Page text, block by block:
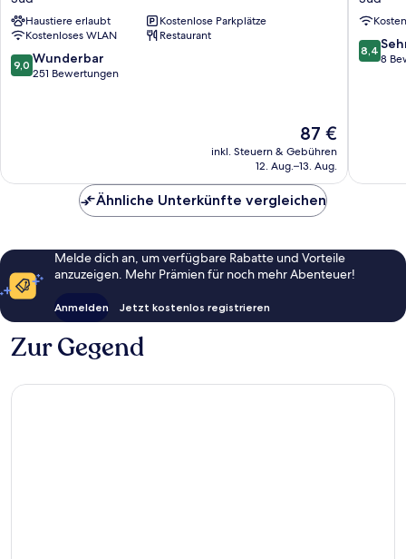
Verona
SudHaustiere erlaubt
Kostenlose Parkplätze
Kostenloses WLAN
Restaurant
9.0
von
9,0 Wunderbar
251 Bewertungen
Der
Preis
beträgt
87 €
inkl. Steuern & Gebühren
12. Aug.–13. Aug.
Sud
8.4
von
8,4
8
Ähnliche Unterkünfte vergleichen
Melde dich an, um verfügbare Rabatte und Vorteile
anzuzeigen. Mehr Prämien für noch mehr Abenteuer!
Anmelden Jetzt kostenlos registrieren
Zur Gegend